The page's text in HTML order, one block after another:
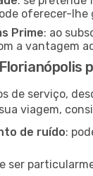
oferecer-
Prime: ao
a vantagem
de serviço,
viagem,
de ruído:
ser